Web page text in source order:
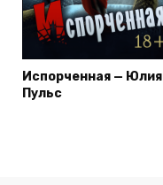
Испорченная — Юлия
Пульс